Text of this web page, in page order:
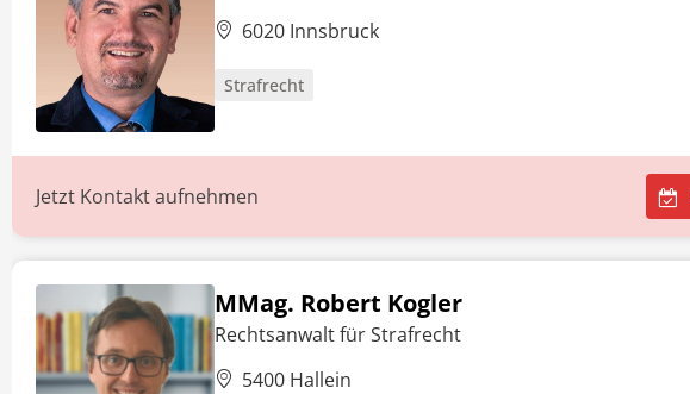
6020 Innsbruck
Strafrecht
Jetzt Kontakt aufnehmen
MMag. Robert Kogler
Rechtsanwalt für Strafrecht
5400 Hallein